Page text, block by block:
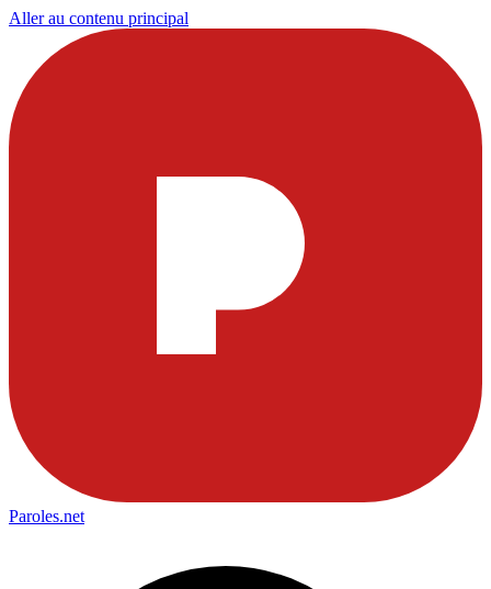
Aller au contenu principal
Paroles.net